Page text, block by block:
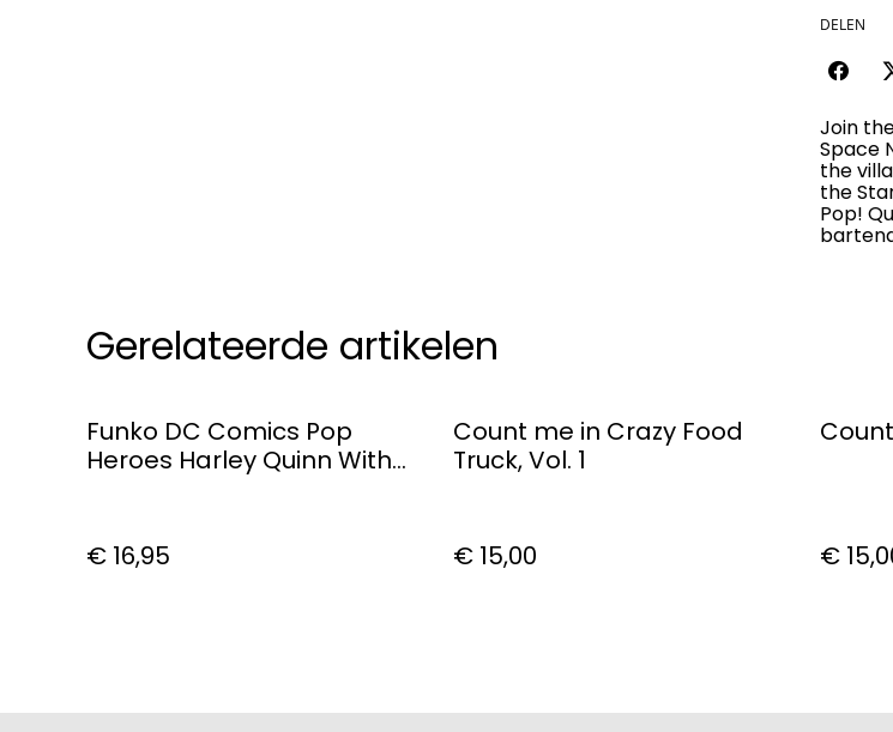
DELEN
Join
Space
the
the
Pop!
Gerelateerde artikelen
Funko DC Comics Pop
Heroes Harley Quinn With
€ 16,95
Count me in Crazy Food
Truck, Vol. 1
€ 15,00 €